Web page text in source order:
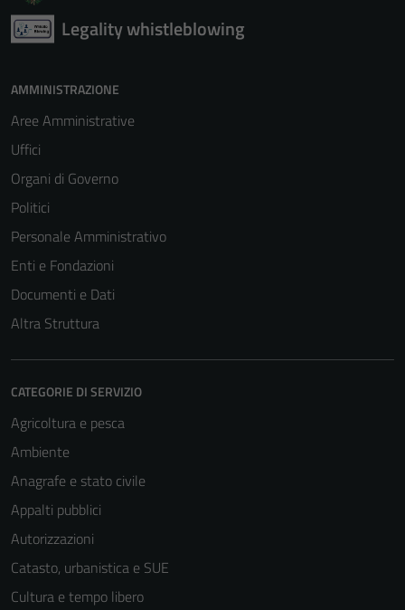
Legality whistleblowing
AMMINISTRAZIONE
Aree Amministrative
Uffici
Organi di Governo
Politici
Personale Amministrativo
Enti e Fondazioni
Documenti e Dati
Altra Struttura
CATEGORIE DI SERVIZIO
Agricoltura e pesca
Ambiente
Anagrafe e stato civile
Appalti pubblici
Autorizzazioni
Catasto, urbanistica e SUE
Cultura e tempo libero